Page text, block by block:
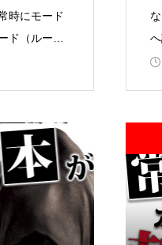
ー様
時にモード
ド（ループ